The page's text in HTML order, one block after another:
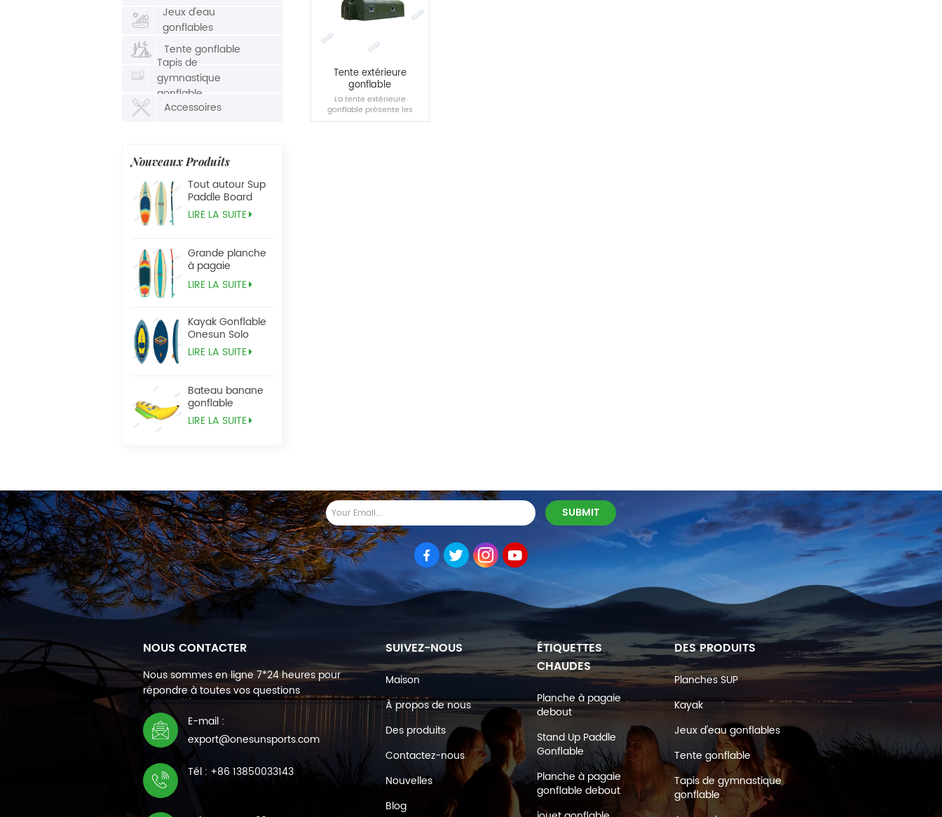
Jeux d'eau
gonflables
Tente gonflable
Tapis de
gymnastique
gonflable
Accessoires
Nouveaux Produits
Tout autour Sup
Paddle Board
LIRE LA SUITE
Grande planche
à pagaie
Tandem Sup
LIRE LA SUITE
Kayak Gonflable
Onesun Solo
LIRE LA SUITE
Bateau banane
gonflable
LIRE LA SUITE
Tente extérieure
gonflable
La tente extérieure
gonflable présente les
avantages d'être facile à
NOUS CONTACTER
Nous sommes en ligne 7*24 heures pour
répondre à toutes vos questions
E-mail :
export@onesunsports.com
Tél : +86 13850033143
SUIVEZ-NOUS
Maison
À propos de nous
Des produits
Contactez-nous
Nouvelles
Blog
ÉTIQUETTES
CHAUDES
Planche à pagaie
debout
Stand Up Paddle
Gonflable
Planche à pagaie
gonflable debout
DES PRODUITS
Planches SUP
Kayak
Jeux d'eau gonflables
Tente gonflable
Tapis de gymnastique
gonflable